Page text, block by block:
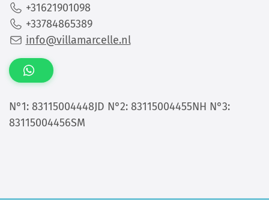
+31621901098
+33784865389
info@villamarcelle.nl
N°1: 83115004448JD N°2: 83115004455NH N°3:
83115004456SM